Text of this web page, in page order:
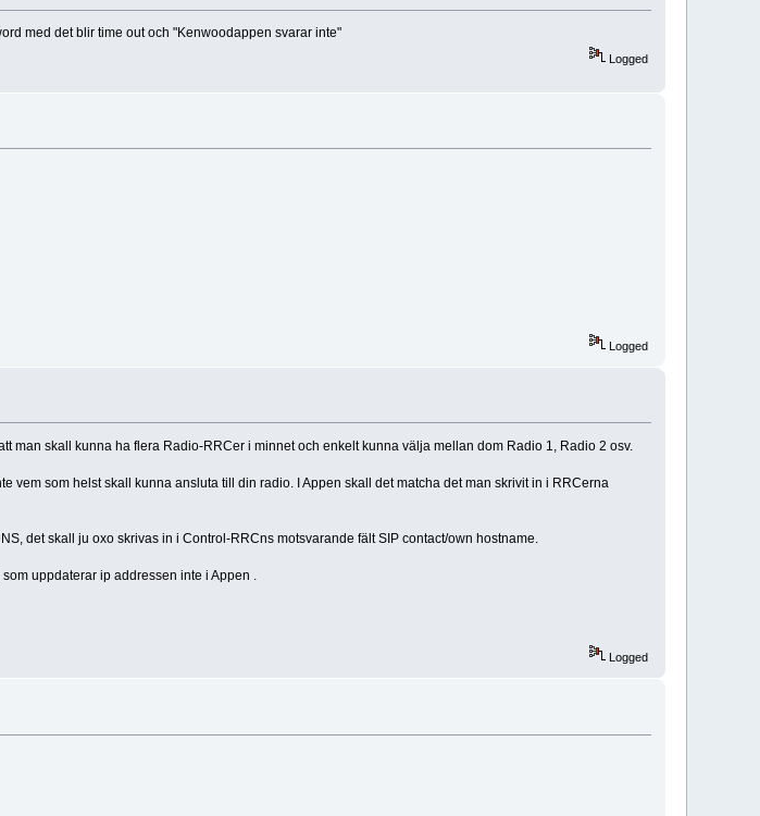
med det blir time out och "Kenwoodappen svarar inte"
Logged
Logged
man skall kunna ha flera Radio-RRCer i minnet och enkelt kunna välja mellan dom Radio 1, Radio 2 osv.
vem som helst skall kunna ansluta till din radio. I Appen skall det matcha det man skrivit in i RRCerna
det skall ju oxo skrivas in i Control-RRCns motsvarande fält SIP contact/own hostname.
uppdaterar ip addressen inte i Appen .
Logged